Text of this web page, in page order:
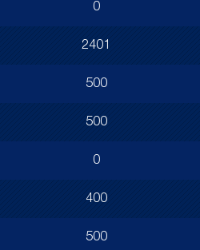
0
2401
500
500
0
400
500